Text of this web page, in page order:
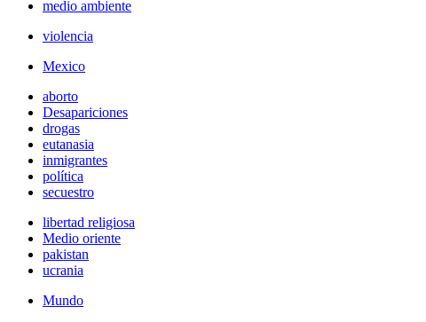
medio ambiente
violencia
Mexico
aborto
Desapariciones
drogas
eutanasia
inmigrantes
política
secuestro
libertad religiosa
Medio oriente
pakistan
ucrania
Mundo